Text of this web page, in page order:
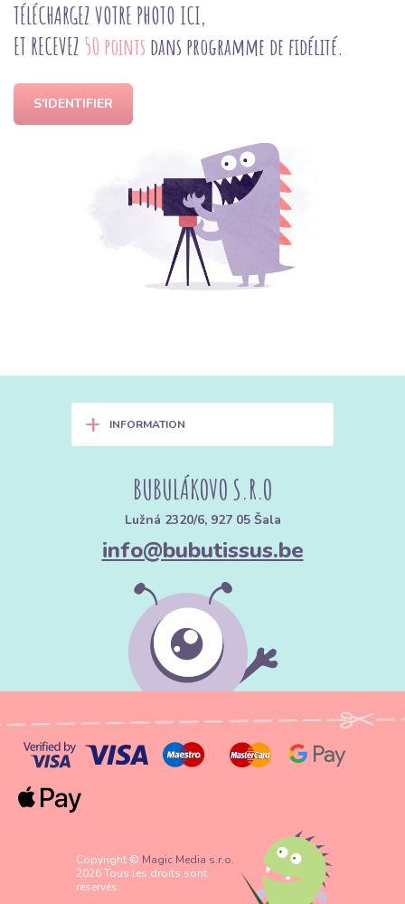
TÉLÉCHARGEZ VOTRE PHOTO ICI,
ET RECEVEZ 50 points dans programme de fidélité.
S'IDENTIFIER
+ INFORMATION
BUBULÁKOVO S.R.O
Lužná 2320/6, 927 05 Šala
info@bubutissus.be
Copyright © Magic Media s.r.o.
2026 Tous les droits sont
réservés